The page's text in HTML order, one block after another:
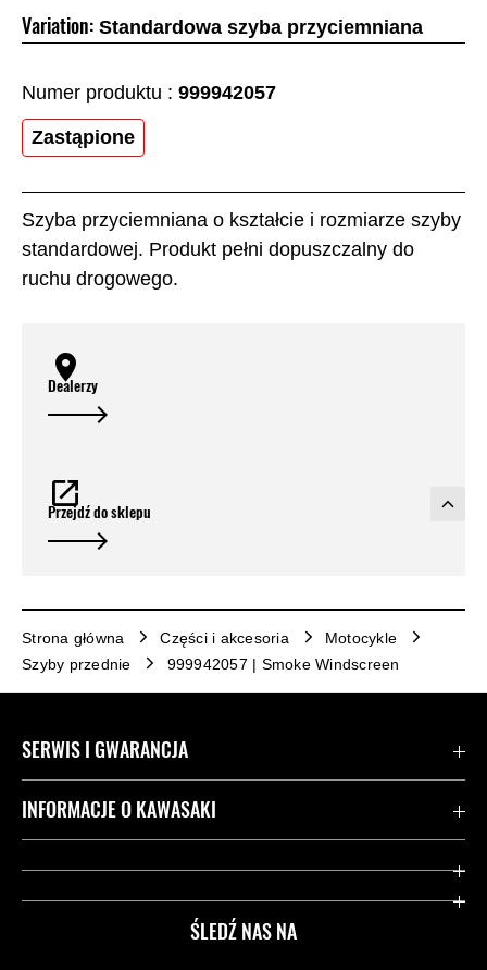
Szyba przyciemniana o kształcie i rozmiarze szyby
standardowej. Produkt pełni dopuszczalny do
ruchu drogowego.
Variation: Standardowa szyba przyciemniana
Numer produktu : 999942057
Zastąpione
Dealerzy
Przejdź do sklepu
Strona główna Części i akcesoria
Motocykle
Szyby przednie
999942057 | Smoke Windscreen
ŚLEDŹ NAS NA
SERWIS I GWARANCJA
Kontakt
Przydatne strony
INFORMACJE O KAWASAKI
Dziedzictwo Kawasaki